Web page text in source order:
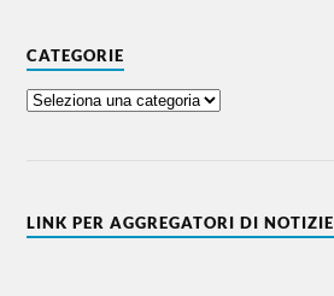
CATEGORIE
LINK PER AGGREGATORI DI NOTIZIE